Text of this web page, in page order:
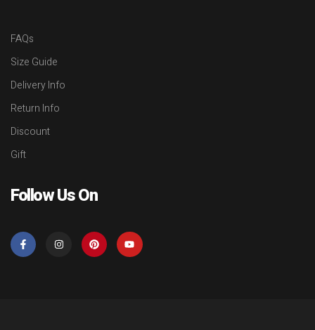
FAQs
Size Guide
Delivery Info
Return Info
Discount
Gift
Follow Us On